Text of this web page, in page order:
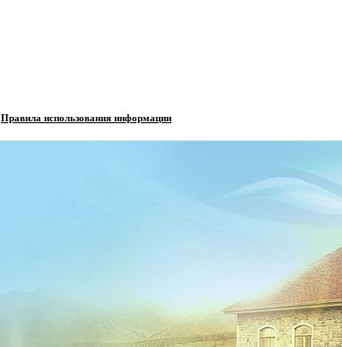
Правила использования информации